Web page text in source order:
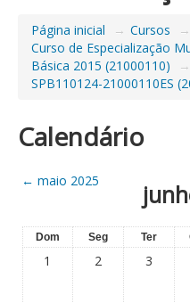
Página inicial → Cursos
→
Curso de Especialização
Básica 2015 (21000110)
→
SPB110124-21000110ES
Calendário
← maio 2025
Dom Seg Ter
1 2 3